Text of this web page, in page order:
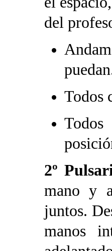
del
Todos
2º
mano y
juntos.
manos